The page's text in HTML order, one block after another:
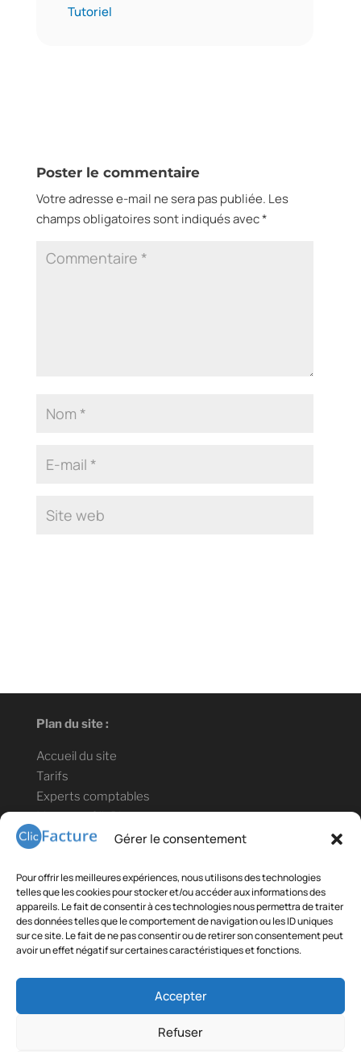
Gérer le consentement
Pour offrir les meilleures expériences, nous utilisons des technologies
telles que les cookies pour stocker et/ou accéder aux informations des
appareils. Le fait de consentir à ces technologies nous permettra de traiter
des données telles que le comportement de navigation ou les ID uniques
sur ce site. Le fait de ne pas consentir ou de retirer son consentement peut
avoir un effet négatif sur certaines caractéristiques et fonctions.
Accepter
Refuser
Tutoriel
Poster le commentaire
Votre adresse e-mail ne sera pas publiée. Les
champs obligatoires sont indiqués avec*
Plan du site :
Accueil du site
Tarifs
Experts comptables
Lien vers ClicBlog
Informations légales :
Confidentialité des données
Conditions générales de vente et d'utilisation
Contact téléphonique : +33(0)9 78 80 18 35
Solution de gestion de CFA